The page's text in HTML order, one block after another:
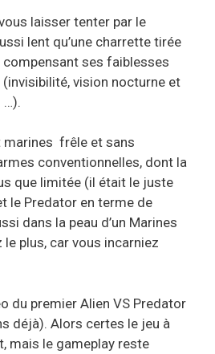
laisser tenter par le
lent qu’une charrette tirée
compensant ses faiblesses
vision nocturne et
…).
marines frêle et sans
conventionnelles, dont la
que limitée (il était le juste
le Predator en terme de
dans la peau d’un Marines
plus, car vous incarniez
du premier Alien VS Predator
déjà). Alors certes le jeu à
mais le gameplay reste